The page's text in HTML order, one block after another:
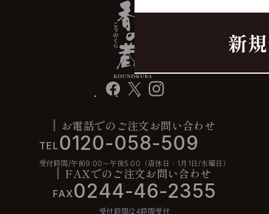
facebook instagram
お電話でのご注文お問い合わせ
TEL 0120-058-509
受付時間/午前9:00〜午後5:00（店休日：1月1日/水曜日）
FAXでのご注文お問い合わせ
FAX0244-46-2355
受付時間/24時間受付